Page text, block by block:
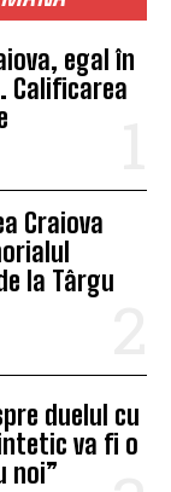
egal în
Calificarea
Craiova
la Târgu
duelul cu
va fi o
noi”